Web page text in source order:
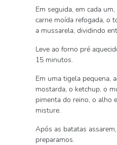
Em seguida, em cada
carne moída refogada, o
a mussarela, dividindo
Leve ao forno pré
15 minutos.
Em uma tigela pequena,
mostarda, o ketchup, o
pimenta do reino, o alho
misture.
Após as batatas
preparamos.